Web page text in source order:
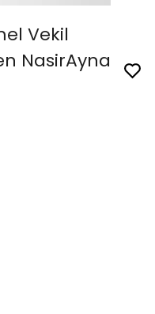
Vekil
NasirAyna